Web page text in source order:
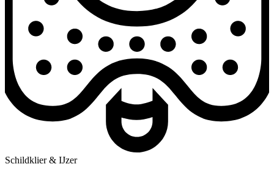
Schildklier & IJzer